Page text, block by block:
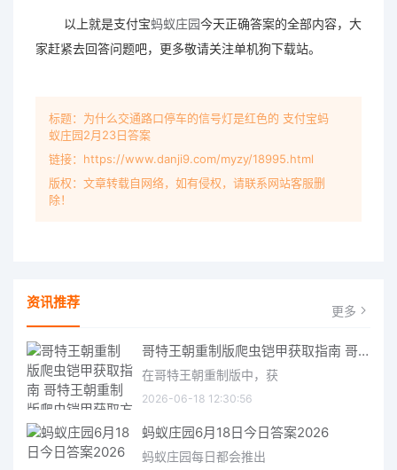
以上就是支付宝蚂蚁庄园今天正确答案的全部内容，大
家赶紧去回答问题吧，更多敬请关注单机狗下载站。
标题：为什么交通路口停车的信号灯是红色的 支付宝蚂
蚁庄园2月23日答案
链接：https://www.danji9.com/myzy/18995.html
版权：文章转载自网络，如有侵权，请联系网站客服删
除！
资讯推荐 更多
哥特王朝重制版爬虫铠甲获取指南 哥特王朝重制版爬虫铠甲获取方法
在哥特王朝重制版中，获
2026-06-18 12:30:56
蚂蚁庄园6月18日今日答案2026
蚂蚁庄园每日都会推出